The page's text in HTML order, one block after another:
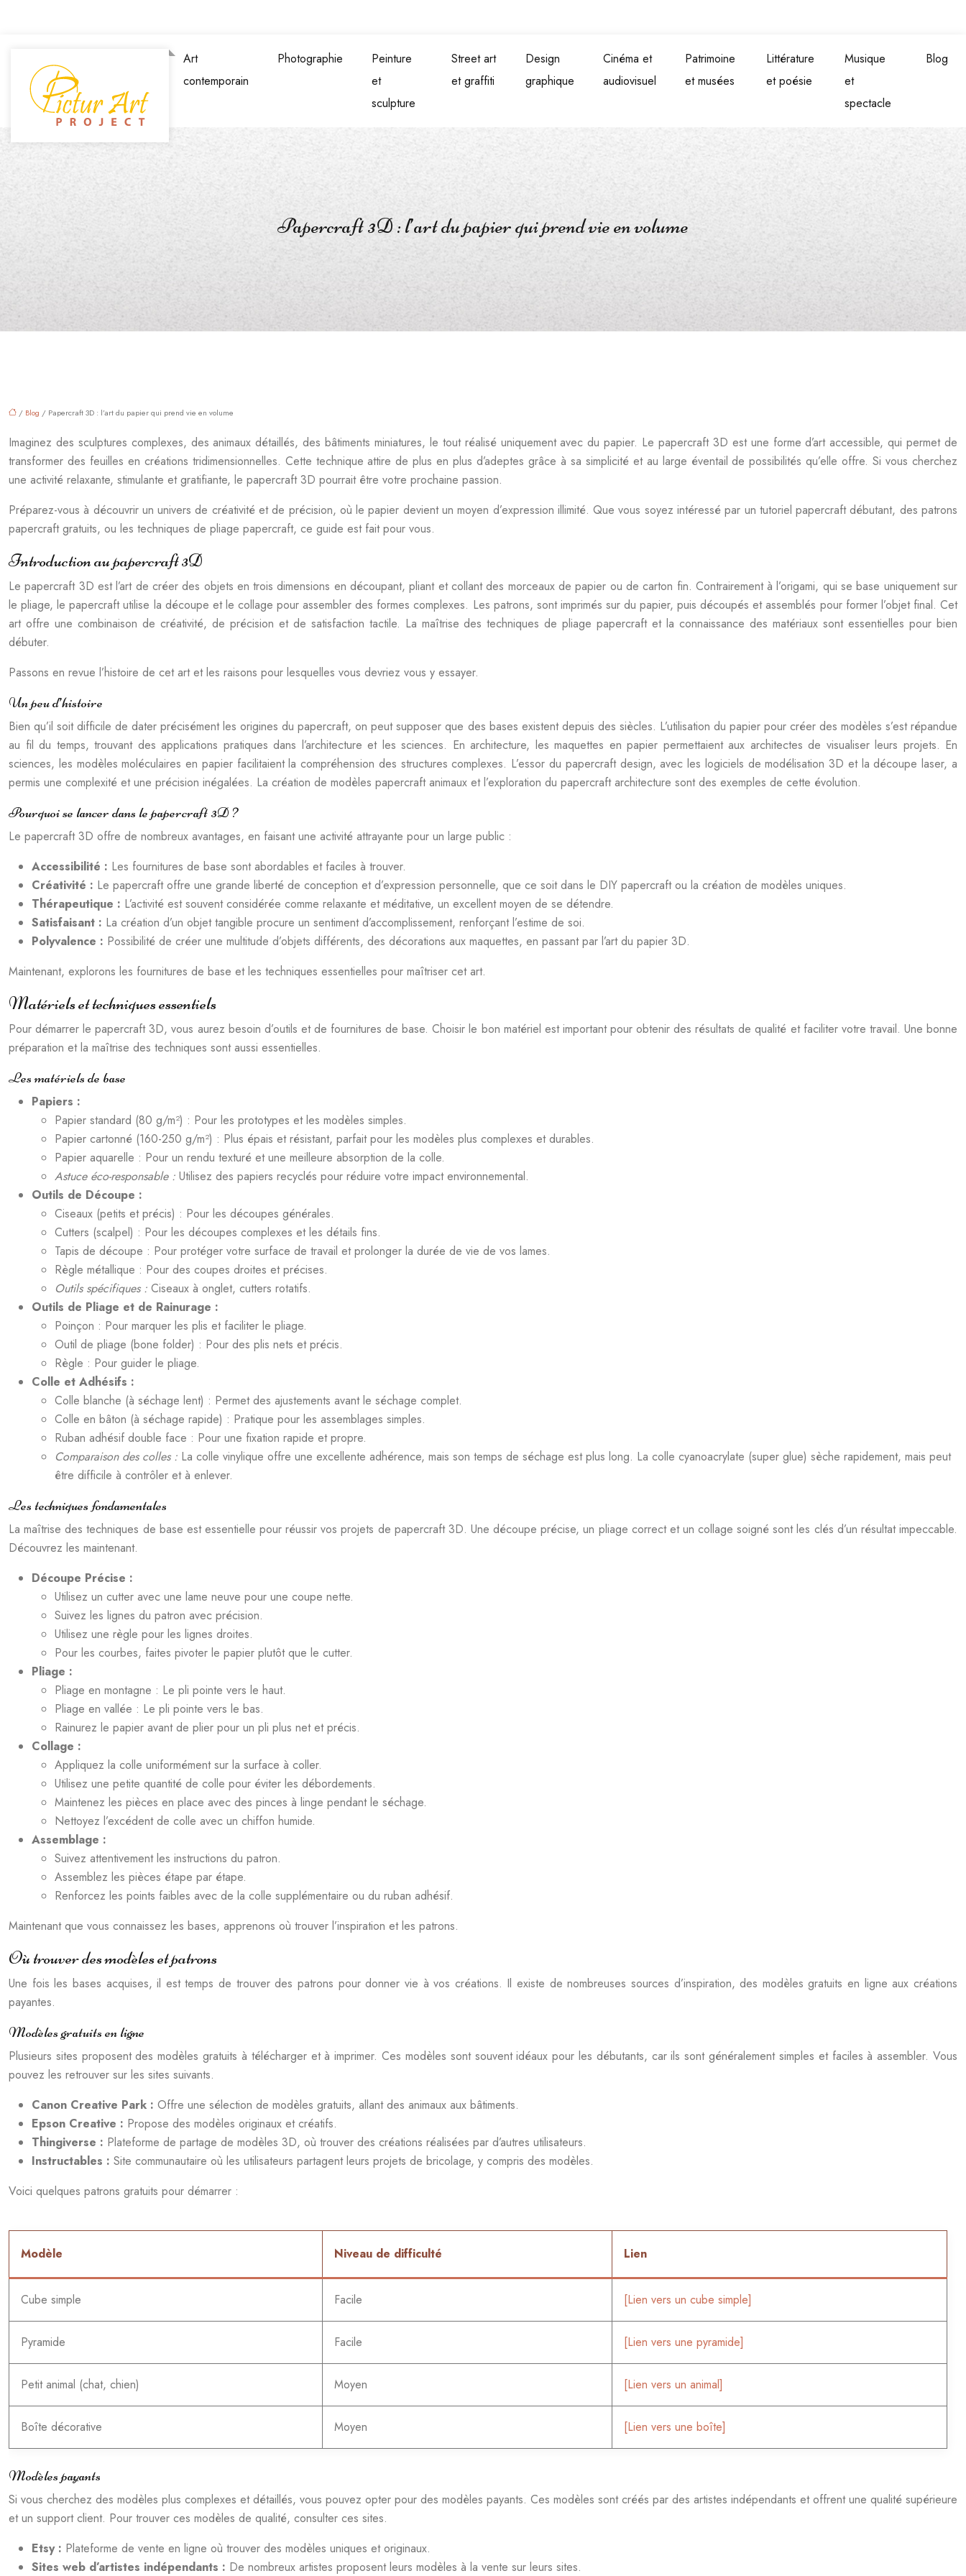
Art
contemporain
Photographie
Peinture
et
sculpture
Street art
et graffiti
Design
graphique
Cinéma et
audiovisuel
Patrimoine
et musées
Littérature
et poésie
Musique
et
spectacle
Blog
Papercraft 3D : l’art du papier qui prend vie en volume
/ Blog / Papercraft 3D : l’art du papier qui prend vie en volume
Imaginez des sculptures complexes, des animaux détaillés, des bâtiments miniatures, le tout réalisé uniquement avec du papier. Le papercraft 3D est une forme d’art accessible, qui permet de
transformer des feuilles en créations tridimensionnelles. Cette technique attire de plus en plus d’adeptes grâce à sa simplicité et au large éventail de possibilités qu’elle offre. Si vous cherchez
une activité relaxante, stimulante et gratifiante, le papercraft 3D pourrait être votre prochaine passion.
Préparez-vous à découvrir un univers de créativité et de précision, où le papier devient un moyen d’expression illimité. Que vous soyez intéressé par un tutoriel papercraft débutant, des patrons
papercraft gratuits, ou les techniques de pliage papercraft, ce guide est fait pour vous.
Introduction au papercraft 3D
Le papercraft 3D est l’art de créer des objets en trois dimensions en découpant, pliant et collant des morceaux de papier ou de carton fin. Contrairement à l’origami, qui se base uniquement sur
le pliage, le papercraft utilise la découpe et le collage pour assembler des formes complexes. Les patrons, sont imprimés sur du papier, puis découpés et assemblés pour former l’objet final. Cet
art offre une combinaison de créativité, de précision et de satisfaction tactile. La maîtrise des techniques de pliage papercraft et la connaissance des matériaux sont essentielles pour bien
débuter.
Passons en revue l’histoire de cet art et les raisons pour lesquelles vous devriez vous y essayer.
Un peu d’histoire
Bien qu’il soit difficile de dater précisément les origines du papercraft, on peut supposer que des bases existent depuis des siècles. L’utilisation du papier pour créer des modèles s’est répandue
au fil du temps, trouvant des applications pratiques dans l’architecture et les sciences. En architecture, les maquettes en papier permettaient aux architectes de visualiser leurs projets. En
sciences, les modèles moléculaires en papier facilitaient la compréhension des structures complexes. L’essor du papercraft design, avec les logiciels de modélisation 3D et la découpe laser, a
permis une complexité et une précision inégalées. La création de modèles papercraft animaux et l’exploration du papercraft architecture sont des exemples de cette évolution.
Pourquoi se lancer dans le papercraft 3D ?
Le papercraft 3D offre de nombreux avantages, en faisant une activité attrayante pour un large public :
Accessibilité : Les fournitures de base sont abordables et faciles à trouver.
Créativité : Le papercraft offre une grande liberté de conception et d’expression personnelle, que ce soit dans le DIY papercraft ou la création de modèles uniques.
Thérapeutique : L’activité est souvent considérée comme relaxante et méditative, un excellent moyen de se détendre.
Satisfaisant : La création d’un objet tangible procure un sentiment d’accomplissement, renforçant l’estime de soi.
Polyvalence : Possibilité de créer une multitude d’objets différents, des décorations aux maquettes, en passant par l’art du papier 3D.
Maintenant, explorons les fournitures de base et les techniques essentielles pour maîtriser cet art.
Matériels et techniques essentiels
Pour démarrer le papercraft 3D, vous aurez besoin d’outils et de fournitures de base. Choisir le bon matériel est important pour obtenir des résultats de qualité et faciliter votre travail. Une bonne
préparation et la maîtrise des techniques sont aussi essentielles.
Les matériels de base
Papiers :
Papier standard (80 g/m²) : Pour les prototypes et les modèles simples.
Papier cartonné (160-250 g/m²) : Plus épais et résistant, parfait pour les modèles plus complexes et durables.
Papier aquarelle : Pour un rendu texturé et une meilleure absorption de la colle.
Astuce éco-responsable : Utilisez des papiers recyclés pour réduire votre impact environnemental.
Outils de Découpe :
Ciseaux (petits et précis) : Pour les découpes générales.
Cutters (scalpel) : Pour les découpes complexes et les détails fins.
Tapis de découpe : Pour protéger votre surface de travail et prolonger la durée de vie de vos lames.
Règle métallique : Pour des coupes droites et précises.
Outils spécifiques : Ciseaux à onglet, cutters rotatifs.
Outils de Pliage et de Rainurage :
Poinçon : Pour marquer les plis et faciliter le pliage.
Outil de pliage (bone folder) : Pour des plis nets et précis.
Règle : Pour guider le pliage.
Colle et Adhésifs :
Colle blanche (à séchage lent) : Permet des ajustements avant le séchage complet.
Colle en bâton (à séchage rapide) : Pratique pour les assemblages simples.
Ruban adhésif double face : Pour une fixation rapide et propre.
Comparaison des colles : La colle vinylique offre une excellente adhérence, mais son temps de séchage est plus long. La colle cyanoacrylate (super glue) sèche rapidement, mais peut
être difficile à contrôler et à enlever.
Les techniques fondamentales
La maîtrise des techniques de base est essentielle pour réussir vos projets de papercraft 3D. Une découpe précise, un pliage correct et un collage soigné sont les clés d’un résultat impeccable.
Découvrez les maintenant.
Découpe Précise :
Utilisez un cutter avec une lame neuve pour une coupe nette.
Suivez les lignes du patron avec précision.
Utilisez une règle pour les lignes droites.
Pour les courbes, faites pivoter le papier plutôt que le cutter.
Pliage :
Pliage en montagne : Le pli pointe vers le haut.
Pliage en vallée : Le pli pointe vers le bas.
Rainurez le papier avant de plier pour un pli plus net et précis.
Collage :
Appliquez la colle uniformément sur la surface à coller.
Utilisez une petite quantité de colle pour éviter les débordements.
Maintenez les pièces en place avec des pinces à linge pendant le séchage.
Nettoyez l’excédent de colle avec un chiffon humide.
Assemblage :
Suivez attentivement les instructions du patron.
Assemblez les pièces étape par étape.
Renforcez les points faibles avec de la colle supplémentaire ou du ruban adhésif.
Maintenant que vous connaissez les bases, apprenons où trouver l’inspiration et les patrons.
Où trouver des modèles et patrons
Une fois les bases acquises, il est temps de trouver des patrons pour donner vie à vos créations. Il existe de nombreuses sources d’inspiration, des modèles gratuits en ligne aux créations
payantes.
Modèles gratuits en ligne
Plusieurs sites proposent des modèles gratuits à télécharger et à imprimer. Ces modèles sont souvent idéaux pour les débutants, car ils sont généralement simples et faciles à assembler. Vous
pouvez les retrouver sur les sites suivants.
Canon Creative Park : Offre une sélection de modèles gratuits, allant des animaux aux bâtiments.
Epson Creative : Propose des modèles originaux et créatifs.
Thingiverse : Plateforme de partage de modèles 3D, où trouver des créations réalisées par d’autres utilisateurs.
Instructables : Site communautaire où les utilisateurs partagent leurs projets de bricolage, y compris des modèles.
Voici quelques patrons gratuits pour démarrer :
Modèle Niveau de difficulté Lien
Cube simple Facile [Lien vers un cube simple]
Pyramide Facile [Lien vers une pyramide]
Petit animal (chat, chien) Moyen [Lien vers un animal]
Boîte décorative Moyen [Lien vers une boîte]
Modèles payants
Si vous cherchez des modèles plus complexes et détaillés, vous pouvez opter pour des modèles payants. Ces modèles sont créés par des artistes indépendants et offrent une qualité supérieure
et un support client. Pour trouver ces modèles de qualité, consulter ces sites.
Etsy : Plateforme de vente en ligne où trouver des modèles uniques et originaux.
Sites web d’artistes indépendants : De nombreux artistes proposent leurs modèles à la vente sur leurs sites.